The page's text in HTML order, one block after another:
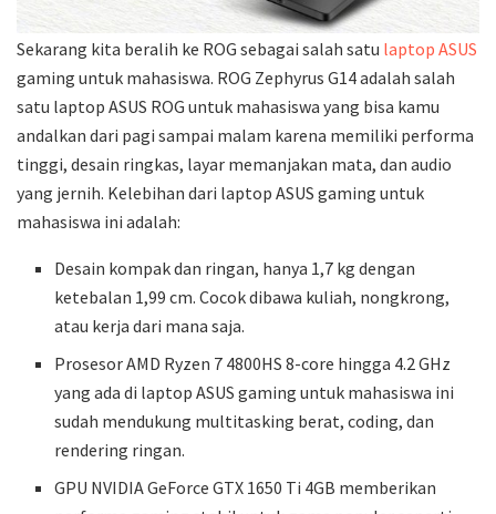
Sekarang kita beralih ke ROG sebagai salah satu laptop ASUS
gaming untuk mahasiswa. ROG Zephyrus G14 adalah salah
satu laptop ASUS ROG untuk mahasiswa yang bisa kamu
andalkan dari pagi sampai malam karena memiliki performa
tinggi, desain ringkas, layar memanjakan mata, dan audio
yang jernih. Kelebihan dari laptop ASUS gaming untuk
mahasiswa ini adalah:
Desain kompak dan ringan, hanya 1,7 kg dengan
ketebalan 1,99 cm. Cocok dibawa kuliah, nongkrong,
atau kerja dari mana saja.
Prosesor AMD Ryzen 7 4800HS 8-core hingga 4.2 GHz
yang ada di laptop ASUS gaming untuk mahasiswa ini
sudah mendukung multitasking berat, coding, dan
rendering ringan.
GPU NVIDIA GeForce GTX 1650 Ti 4GB memberikan